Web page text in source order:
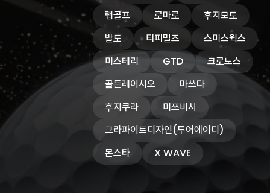
랩골프
로마로
후지모토
발도
티피밀즈
스미스웍스
미스테리
GTD
크로노스
골든레이시오
마쓰다
후지쿠라
미쯔비시
그라파이트디자인(투어에이디)
몬스타
X WAVE